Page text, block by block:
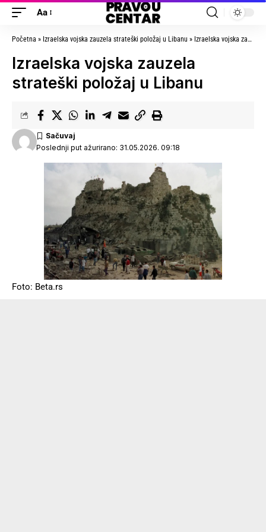
Aa
Početna » Izraelska vojska zauzela strateški položaj u Libanu » Izraelska vojska zauzela strateški položaj u Libanu
Izraelska vojska zauzela
strateški položaj u Libanu
Poslednji put ažurirano: 31.05.2026. 09:18
Foto: Beta.rs